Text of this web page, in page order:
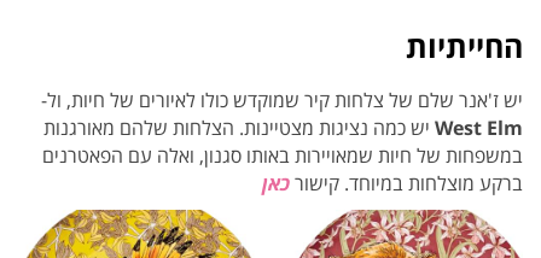
החייתיות
יש ז'אנר שלם של צלחות קיר שמוקדש כולו לאיורים של חיות, ול-
West Elm
יש כמה נציגות מצטיינות. הצלחות שלהם מאורגנות
במשפחות של חיות שמאויירות באותו סגנון, ואלה עם הפאטרנים
ברקע מוצלחות במיוחד. קישורכאן